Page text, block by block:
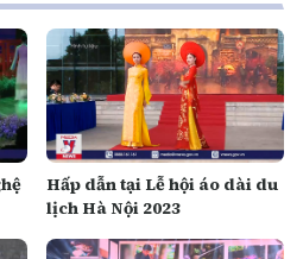
Hấp dẫn tại Lễ hội áo dài du
lịch Hà Nội 2023